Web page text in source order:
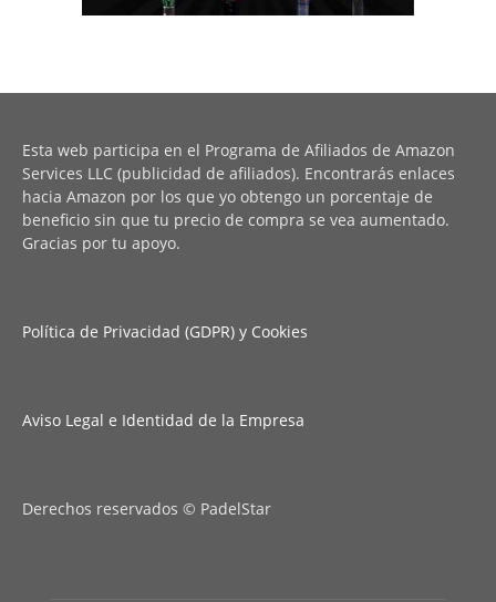
Esta web participa en el Programa de Afiliados de Amazon
Services LLC (publicidad de afiliados). Encontrarás enlaces
hacia Amazon por los que yo obtengo un porcentaje de
beneficio sin que tu precio de compra se vea aumentado.
Gracias por tu apoyo.
Política de Privacidad (GDPR) y Cookies
Aviso Legal e Identidad de la Empresa
Derechos reservados © PadelStar